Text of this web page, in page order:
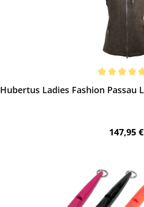
Hubertus Ladies Fashion Passau
147,95 €